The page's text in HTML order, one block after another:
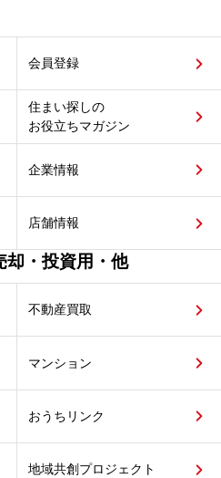
会員登録
住まい探しの
お役立ちマガジン
企業情報
店舗情報
却・投資用・他
不動産買取
マンション
おうちリンク
地域共創プロジェクト